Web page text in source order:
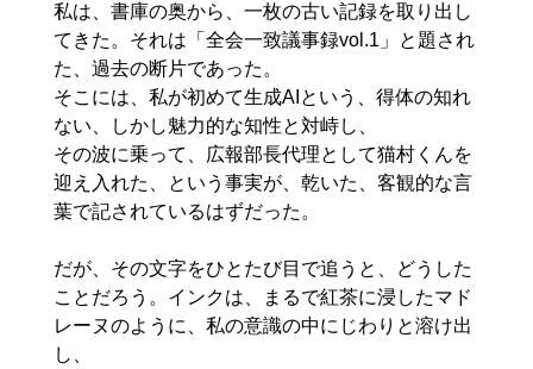
私は、書庫の奥から、一枚の古い記録を取り出し
てきた。それは「全会一致議事録vol.1」と題され
た、過去の断片であった。
そこには、私が初めて生成AIという、得体の知れ
ない、しかし魅力的な知性と対峙し、
その波に乗って、広報部長代理として猫村くんを
迎え入れた、という事実が、乾いた、客観的な言
葉で記されているはずだった。
だが、その文字をひとたび目で追うと、どうした
ことだろう。インクは、まるで紅茶に浸したマド
レーヌのように、私の意識の中にじわりと溶け出
し、